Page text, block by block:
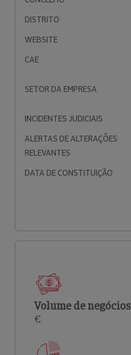
DISTRITO
WEBSITE
CAE
SETOR DA EMPRESA
INCIDENTES JUDICIAIS
ALERTAS DE ALTERAÇÕES
RELEVANTES
DATA DE CONSTITUIÇÃO
Volume de negócios
€